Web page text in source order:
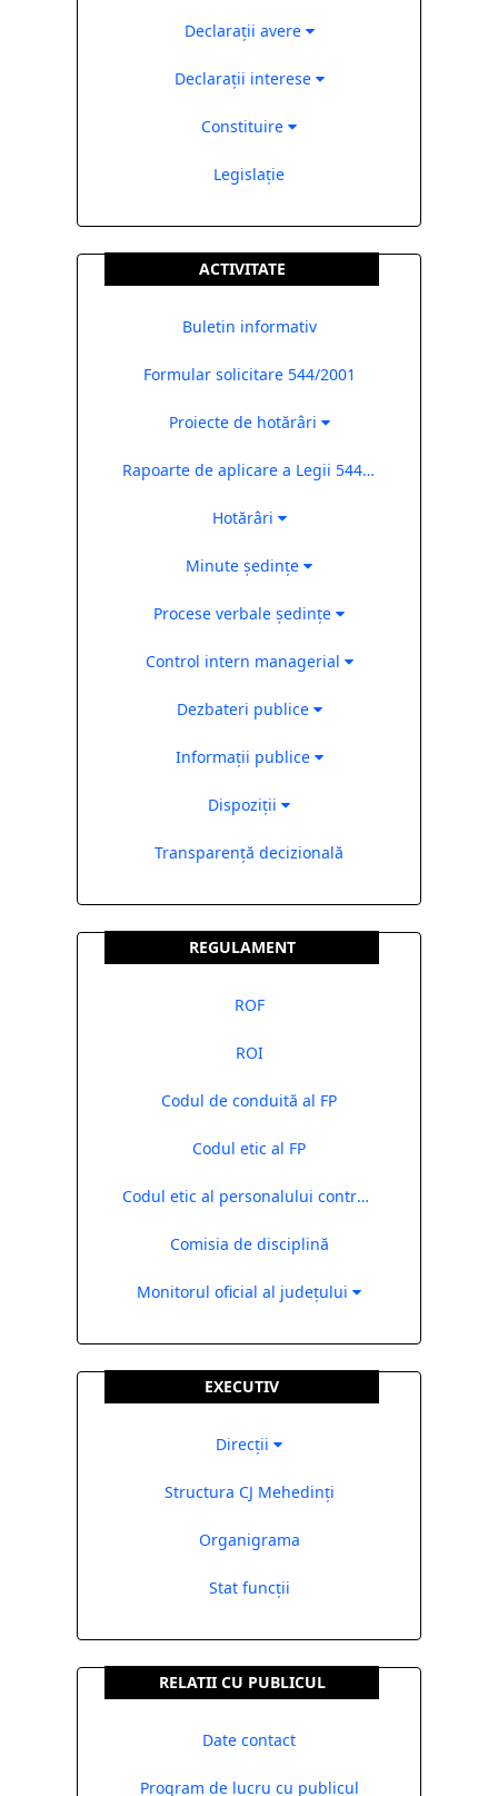
Declarații avere
Declarații interese
Constituire
Legislație
ACTIVITATE
Buletin informativ
Formular solicitare 544/2001
Proiecte de hotărâri
Rapoarte de aplicare a Legii 544/2001
Hotărâri
Minute ședințe
Procese verbale ședințe
Control intern managerial
Dezbateri publice
Informații publice
Dispoziții
Transparență decizională
REGULAMENT
ROF
ROI
Codul de conduită al FP
Codul etic al FP
Codul etic al personalului contractual
Comisia de disciplină
Monitorul oficial al județului
EXECUTIV
Direcții
Structura CJ Mehedinți
Organigrama
Stat funcții
RELATII CU PUBLICUL
Date contact
Program de lucru cu publicul